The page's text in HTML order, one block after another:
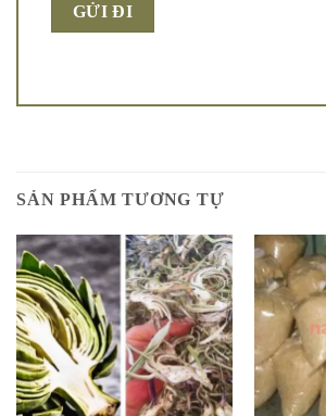
SẢN PHẨM TƯƠNG TỰ